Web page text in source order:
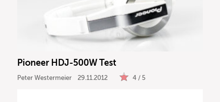
Pioneer HDJ-500W Test
Peter Westermeier 29.11.2012 4 / 5